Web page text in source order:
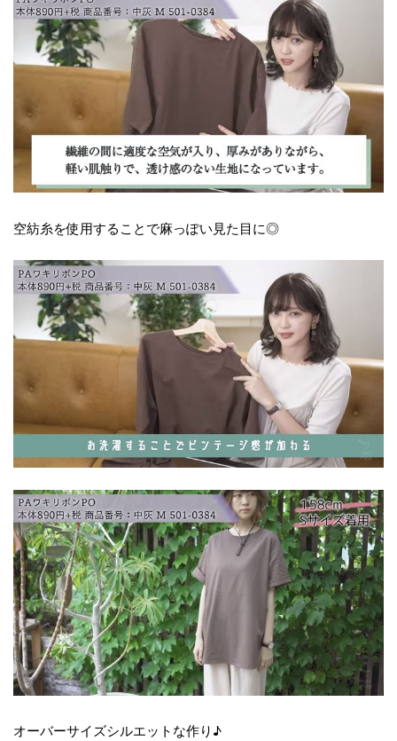
空紡糸を使用することで麻っぽい見た目に◎
オーバーサイズシルエットな作り♪